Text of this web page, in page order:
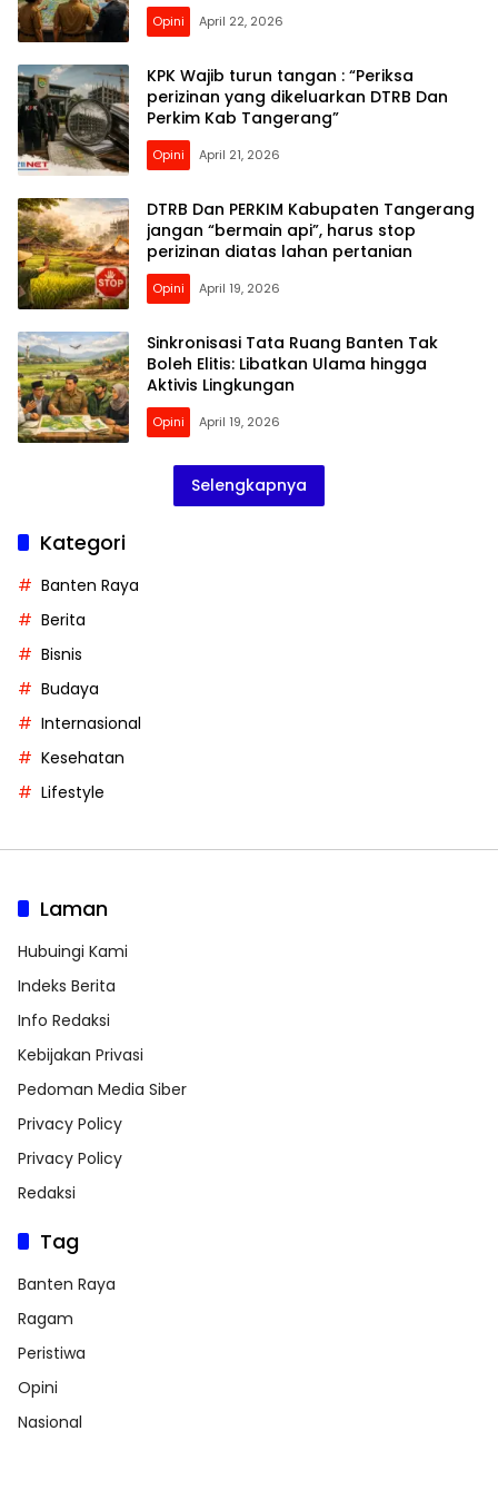
Opini April 22, 2026
KPK Wajib turun tangan : “Periksa
perizinan yang dikeluarkan DTRB Dan
Perkim Kab Tangerang”
Opini April 21, 2026
DTRB Dan PERKIM Kabupaten Tangerang
jangan “bermain api”, harus stop
perizinan diatas lahan pertanian
Opini April 19, 2026
Sinkronisasi Tata Ruang Banten Tak
Boleh Elitis: Libatkan Ulama hingga
Aktivis Lingkungan
Opini April 19, 2026
Selengkapnya
Kategori
Banten Raya
Berita
Bisnis
Budaya
Internasional
Kesehatan
Lifestyle
Laman
Hubuingi Kami
Indeks Berita
Info Redaksi
Kebijakan Privasi
Pedoman Media Siber
Privacy Policy
Privacy Policy
Redaksi
Tag
Banten Raya
Ragam
Peristiwa
Opini
Nasional